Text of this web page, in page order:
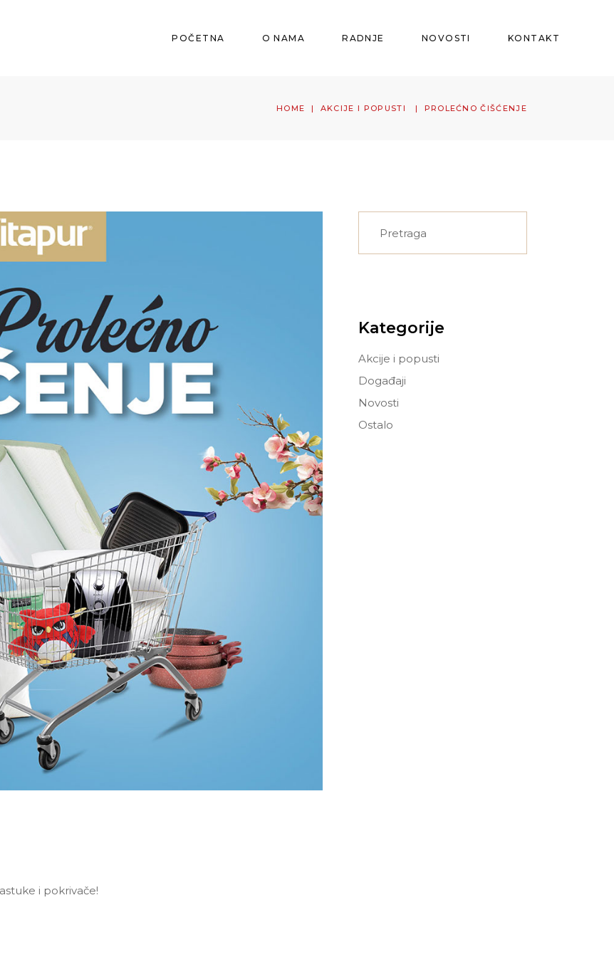
POČETNA O NAMA RADNJE NOVOSTI KONTAKT
HOME | AKCIJE I POPUSTI | PROLEĆNO ČIŠĆENJE
i pokrivače!
Kategorije
Akcije i popusti
Događaji
Novosti
Ostalo